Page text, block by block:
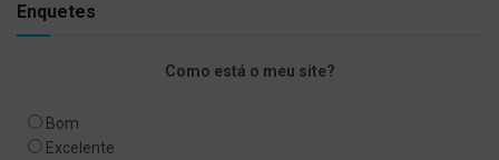
Enquetes
Como está o meu site?
Bom
Excelente